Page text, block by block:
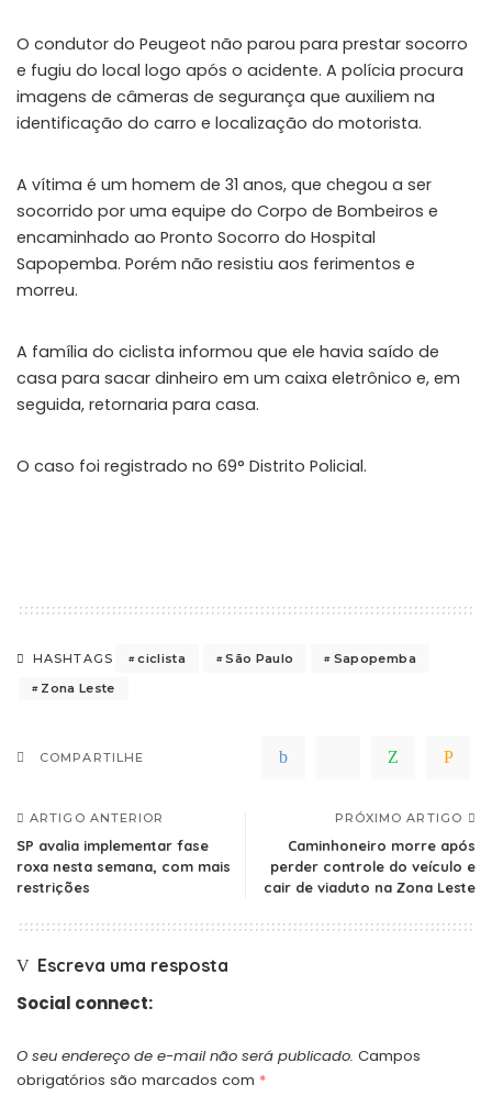
O condutor do Peugeot não parou para prestar socorro
e fugiu do local logo após o acidente. A polícia procura
imagens de câmeras de segurança que auxiliem na
identificação do carro e localização do motorista.
A vítima é um homem de 31 anos, que chegou a ser
socorrido por uma equipe do Corpo de Bombeiros e
encaminhado ao Pronto Socorro do Hospital
Sapopemba. Porém não resistiu aos ferimentos e
morreu.
A família do ciclista informou que ele havia saído de
casa para sacar dinheiro em um caixa eletrônico e, em
seguida, retornaria para casa.
O caso foi registrado no 69° Distrito Policial.
HASHTAGS ciclista São Paulo
Sapopemba
Zona Leste
COMPARTILHE
ARTIGO ANTERIOR
SP avalia implementar fase
roxa nesta semana, com mais
restrições
PRÓXIMO ARTIGO
Caminhoneiro morre após
perder controle do veículo e
cair de viaduto na Zona Leste
Escreva uma resposta
Social connect:
O seu endereço de e-mail não será publicado. Campos
obrigatórios são marcados com *